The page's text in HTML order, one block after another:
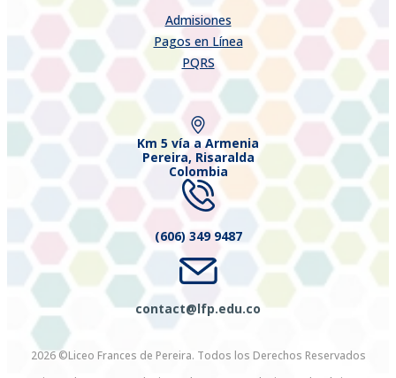
Admisiones
Pagos en Línea
PQRS
Km 5 vía a Armenia
Pereira, Risaralda
Colombia
(606) 349 9487
contact@lfp.edu.co
2026 ©Liceo Frances de Pereira. Todos los Derechos Reservados